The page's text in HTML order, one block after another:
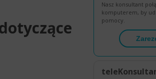
Nasz konsultant
komputerem, by
pomocy.